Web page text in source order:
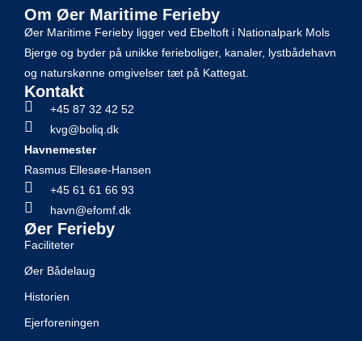
Om Øer Maritime Ferieby
Øer Maritime Ferieby ligger ved Ebeltoft i Nationalpark Mols
Bjerge og byder på unikke ferieboliger, kanaler, lystbådehavn
og naturskønne omgivelser tæt på Kattegat.
Kontakt
+45 87 32 42 52
kvg@boliq.dk
Havnemester
Rasmus Ellesøe-Hansen
+45 61 61 66 93
havn@efomf.dk
Øer Ferieby
Faciliteter
Øer Bådelaug
Historien
Ejerforeningen